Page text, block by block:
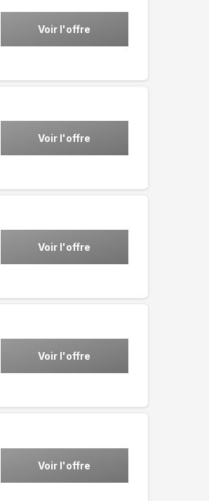
Voir l'offre
Voir l'offre
Voir l'offre
Voir l'offre
Voir l'offre